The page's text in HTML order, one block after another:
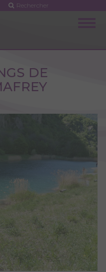
Rechercher
DE